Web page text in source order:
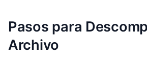
Pasos para
Archivo